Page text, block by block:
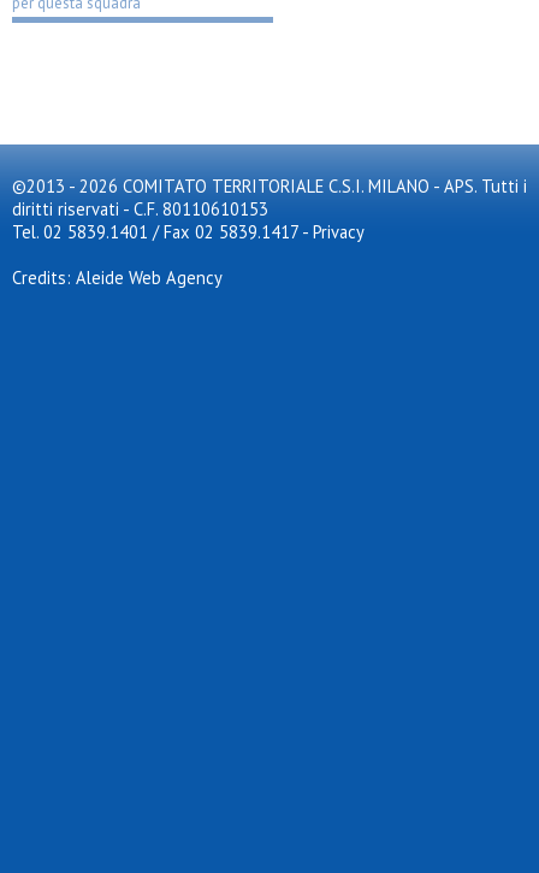
©2013 - 2026 COMITATO TERRITORIALE C.S.I. MILANO - APS. Tutti i
diritti riservati - C.F. 80110610153
Tel. 02 5839.1401 / Fax 02 5839.1417 - Privacy
Credits: Aleide Web Agency